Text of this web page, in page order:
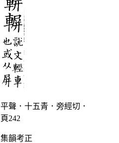
平聲．十五青．旁經切．
頁242
集韻考正